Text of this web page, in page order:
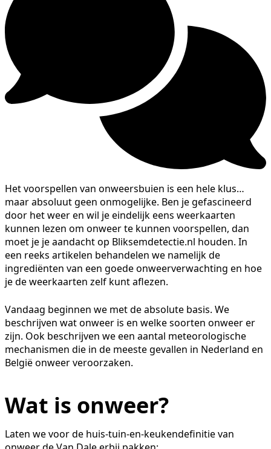
Het voorspellen van onweersbuien is een hele klus…
maar absoluut geen onmogelijke. Ben je gefascineerd
door het weer en wil je eindelijk eens weerkaarten
kunnen lezen om onweer te kunnen voorspellen, dan
moet je je aandacht op Bliksemdetectie.nl houden. In
een reeks artikelen behandelen we namelijk de
ingrediënten van een goede onweerverwachting en hoe
je de weerkaarten zelf kunt aflezen.
Vandaag beginnen we met de absolute basis. We
beschrijven wat onweer is en welke soorten onweer er
zijn. Ook beschrijven we een aantal meteorologische
mechanismen die in de meeste gevallen in Nederland en
België onweer veroorzaken.
Wat is onweer?
Laten we voor de huis-tuin-en-keukendefinitie van